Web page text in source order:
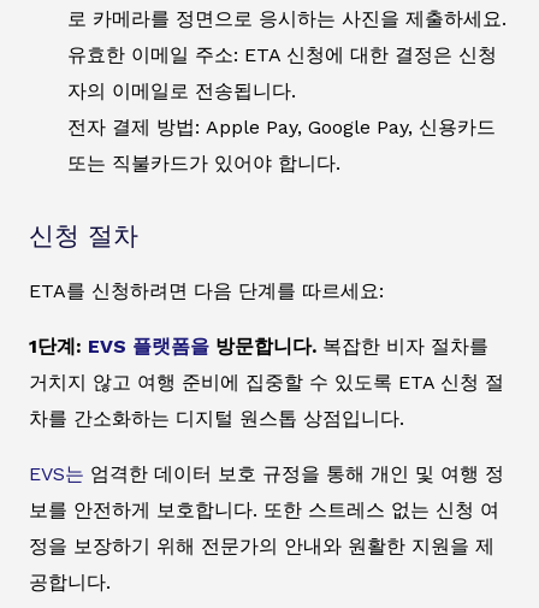
로 카메라를 정면으로 응시하는 사진을 제출하세요.
유효한 이메일 주소: ETA 신청에 대한 결정은 신청
자의 이메일로 전송됩니다.
전자 결제 방법: Apple Pay, Google Pay, 신용카드
또는 직불카드가 있어야 합니다.
신청 절차
ETA를 신청하려면 다음 단계를 따르세요:
1단계: EVS 플랫폼을 방문합니다. 복잡한 비자 절차를
거치지 않고 여행 준비에 집중할 수 있도록 ETA 신청 절
차를 간소화하는 디지털 원스톱 상점입니다.
EVS는 엄격한 데이터 보호 규정을 통해 개인 및 여행 정
보를 안전하게 보호합니다. 또한 스트레스 없는 신청 여
정을 보장하기 위해 전문가의 안내와 원활한 지원을 제
공합니다.